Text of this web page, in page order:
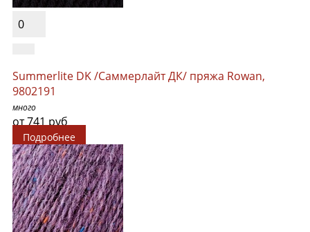
0
Summerlite DK /Саммерлайт ДК/ пряжа Rowan,
9802191
много
от 741 руб
Подробнее